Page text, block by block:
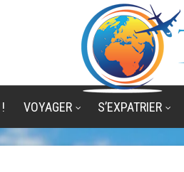
VOYAGER S’EXPATRIER